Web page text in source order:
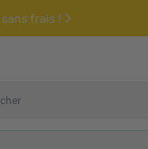
frais !